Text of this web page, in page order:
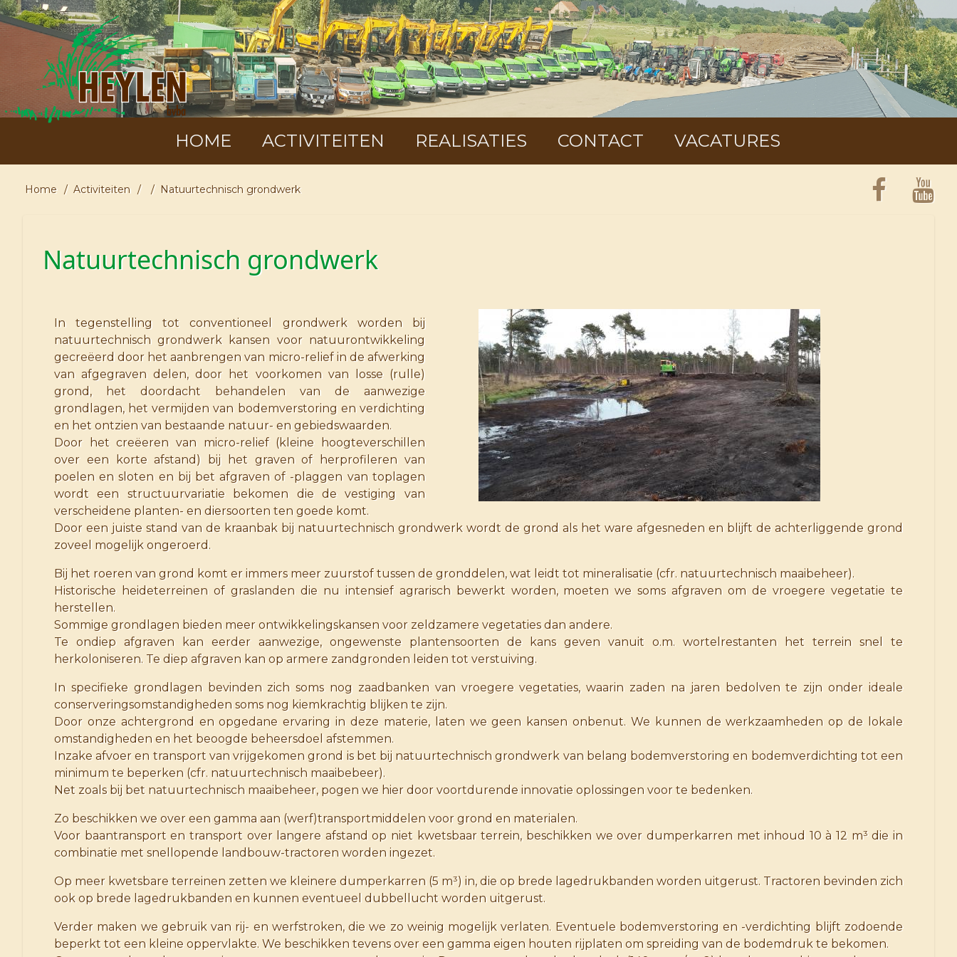
Overslaan
en
MAIN
NAVIGATION
HOME ACTIVITEITEN REALISATIES CONTACT VACATURES
KRUIMELPAD
Home Activiteiten Natuurtechnisch grondwerk
Natuurtechnisch grondwerk
In tegenstelling tot conventioneel grondwerk worden bij
natuurtechnisch grondwerk kansen voor natuurontwikkeling
gecreëerd door het aanbrengen van micro-relief in de afwerking
van afgegraven delen, door het voorkomen van losse (rulle)
grond, het doordacht behandelen van de aanwezige
grondlagen, het vermijden van bodemverstoring en verdichting
en het ontzien van bestaande natuur- en gebiedswaarden.
Door het creëeren van micro-relief (kleine hoogteverschillen
over een korte afstand) bij het graven of herprofileren van
poelen en sloten en bij bet afgraven of -plaggen van toplagen
wordt een structuurvariatie bekomen die de vestiging van
verscheidene planten- en diersoorten ten goede komt.
Door een juiste stand van de kraanbak bij natuurtechnisch grondwerk wordt de grond als het ware afgesneden en blijft de achterliggende grond
zoveel mogelijk ongeroerd.
Bij het roeren van grond komt er immers meer zuurstof tussen de gronddelen, wat leidt tot mineralisatie (cfr. natuurtechnisch maaibeheer).
Historische heideterreinen of graslanden die nu intensief agrarisch bewerkt worden, moeten we soms afgraven om de vroegere vegetatie te
herstellen.
Sommige grondlagen bieden meer ontwikkelingskansen voor zeldzamere vegetaties dan andere.
Te ondiep afgraven kan eerder aanwezige, ongewenste plantensoorten de kans geven vanuit o.m. wortelrestanten het terrein snel te
herkoloniseren. Te diep afgraven kan op armere zandgronden leiden tot verstuiving.
In specifieke grondlagen bevinden zich soms nog zaadbanken van vroegere vegetaties, waarin zaden na jaren bedolven te zijn onder ideale
conserveringsomstandigheden soms nog kiemkrachtig blijken te zijn.
Door onze achtergrond en opgedane ervaring in deze materie, laten we geen kansen onbenut. We kunnen de werkzaamheden op de lokale
omstandigheden en het beoogde beheersdoel afstemmen.
Inzake afvoer en transport van vrijgekomen grond is bet bij natuurtechnisch grondwerk van belang bodemverstoring en bodemverdichting tot een
minimum te beperken (cfr. natuurtechnisch maaibebeer).
Net zoals bij bet natuurtechnisch maaibeheer, pogen we hier door voortdurende innovatie oplossingen voor te bedenken.
Zo beschikken we over een gamma aan (werf)transportmiddelen voor grond en materialen.
Voor baantransport en transport over langere afstand op niet kwetsbaar terrein, beschikken we over dumperkarren met inhoud 10 à 12 m³ die in
combinatie met snellopende landbouw-tractoren worden ingezet.
Op meer kwetsbare terreinen zetten we kleinere dumperkarren (5 m³) in, die op brede lagedrukbanden worden uitgerust. Tractoren bevinden zich
ook op brede lagedrukbanden en kunnen eventueel dubbellucht worden uitgerust.
Verder maken we gebruik van rij- en werfstroken, die we zo weinig mogelijk verlaten. Eventuele bodemverstoring en -verdichting blijft zodoende
beperkt tot een kleine oppervlakte. We beschikken tevens over een gamma eigen houten rijplaten om spreiding van de bodemdruk te bekomen.